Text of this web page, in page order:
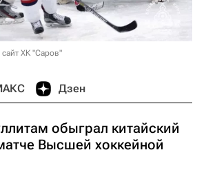
ХК "Саров"
Дзен
обыграл китайский
Высшей хоккейной